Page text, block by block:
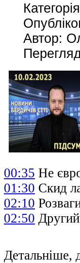
Автор:
00:35 Не
01:30 Скид
02:10
02:50
Детальніше,